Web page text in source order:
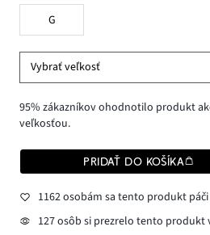
G
Vybrať veľkosť
95% zákazníkov ohodnotilo produkt
veľkosťou.
PRIDAŤ DO KOŠÍKA
1162 osobám sa tento produkt páči
127 osôb si prezrelo tento produkt